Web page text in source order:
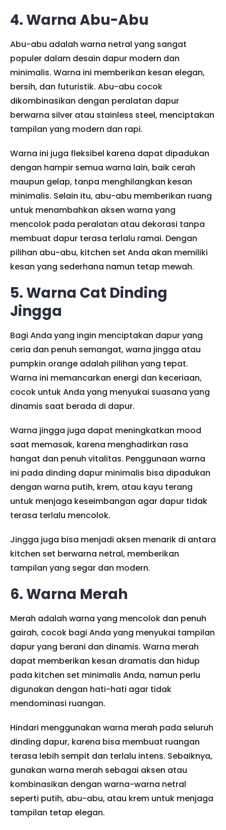
4. Warna Abu-Abu
Abu-abu adalah warna netral yang sangat
populer dalam desain dapur modern dan
minimalis. Warna ini memberikan kesan elegan,
bersih, dan futuristik. Abu-abu cocok
dikombinasikan dengan peralatan dapur
berwarna silver atau stainless steel, menciptakan
tampilan yang modern dan rapi.
Warna ini juga fleksibel karena dapat dipadukan
dengan hampir semua warna lain, baik cerah
maupun gelap, tanpa menghilangkan kesan
minimalis. Selain itu, abu-abu memberikan ruang
untuk menambahkan aksen warna yang
mencolok pada peralatan atau dekorasi tanpa
membuat dapur terasa terlalu ramai. Dengan
pilihan abu-abu, kitchen set Anda akan memiliki
kesan yang sederhana namun tetap mewah.
5. Warna Cat Dinding
Jingga
Bagi Anda yang ingin menciptakan dapur yang
ceria dan penuh semangat, warna jingga atau
pumpkin orange adalah pilihan yang tepat.
Warna ini memancarkan energi dan keceriaan,
cocok untuk Anda yang menyukai suasana yang
dinamis saat berada di dapur.
Warna jingga juga dapat meningkatkan mood
saat memasak, karena menghadirkan rasa
hangat dan penuh vitalitas. Penggunaan warna
ini pada dinding dapur minimalis bisa dipadukan
dengan warna putih, krem, atau kayu terang
untuk menjaga keseimbangan agar dapur tidak
terasa terlalu mencolok.
Jingga juga bisa menjadi aksen menarik di antara
kitchen set berwarna netral, memberikan
tampilan yang segar dan modern.
6. Warna Merah
Merah adalah warna yang mencolok dan penuh
gairah, cocok bagi Anda yang menyukai tampilan
dapur yang berani dan dinamis. Warna merah
dapat memberikan kesan dramatis dan hidup
pada kitchen set minimalis Anda, namun perlu
digunakan dengan hati-hati agar tidak
mendominasi ruangan.
Hindari menggunakan warna merah pada seluruh
dinding dapur, karena bisa membuat ruangan
terasa lebih sempit dan terlalu intens. Sebaiknya,
gunakan warna merah sebagai aksen atau
kombinasikan dengan warna-warna netral
seperti putih, abu-abu, atau krem untuk menjaga
tampilan tetap elegan.